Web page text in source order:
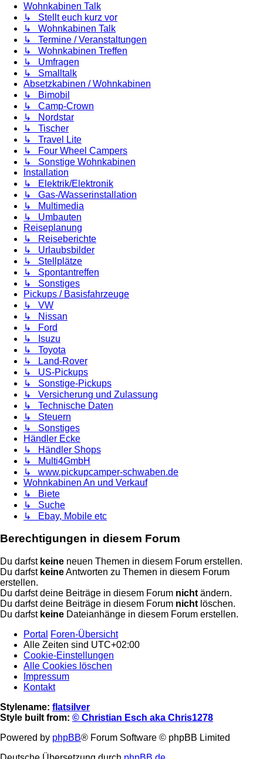
Wohnkabinen Talk
↳ Stellt euch kurz vor
↳ Wohnkabinen Talk
↳ Termine / Veranstaltungen
↳ Wohnkabinen Treffen
↳ Umfragen
↳ Smalltalk
Absetzkabinen / Wohnkabinen
↳ Bimobil
↳ Camp-Crown
↳ Nordstar
↳ Tischer
↳ Travel Lite
↳ Four Wheel Campers
↳ Sonstige Wohnkabinen
Installation
↳ Elektrik/Elektronik
↳ Gas-/Wasserinstallation
↳ Multimedia
↳ Umbauten
Reiseplanung
↳ Reiseberichte
↳ Urlaubsbilder
↳ Stellplätze
↳ Spontantreffen
↳ Sonstiges
Pickups / Basisfahrzeuge
↳ VW
↳ Nissan
↳ Ford
↳ Isuzu
↳ Toyota
↳ Land-Rover
↳ US-Pickups
↳ Sonstige-Pickups
↳ Versicherung und Zulassung
↳ Technische Daten
↳ Steuern
↳ Sonstiges
Händler Ecke
↳ Händler Shops
↳ Multi4GmbH
↳ www.pickupcamper-schwaben.de
Wohnkabinen An und Verkauf
↳ Biete
↳ Suche
↳ Ebay, Mobile etc
Berechtigungen in diesem Forum
Du darfst keine neuen Themen in diesem Forum erstellen.
Du darfst keineAntworten zu Themen in diesem Forum
erstellen.
Du darfst deine Beiträge in diesem Forum nicht ändern.
Du darfst deine Beiträge in diesem Forum nicht löschen.
Du darfst keine Dateianhänge in diesem Forum erstellen.
Portal
Foren-Übersicht
Alle Zeiten sind UTC+02:00
Cookie-Einstellungen
Alle Cookies löschen
Impressum
Kontakt
Stylename: flatsilver
Style built from: © Christian Esch aka Chris1278
Powered by phpBB® Forum Software © phpBB Limited